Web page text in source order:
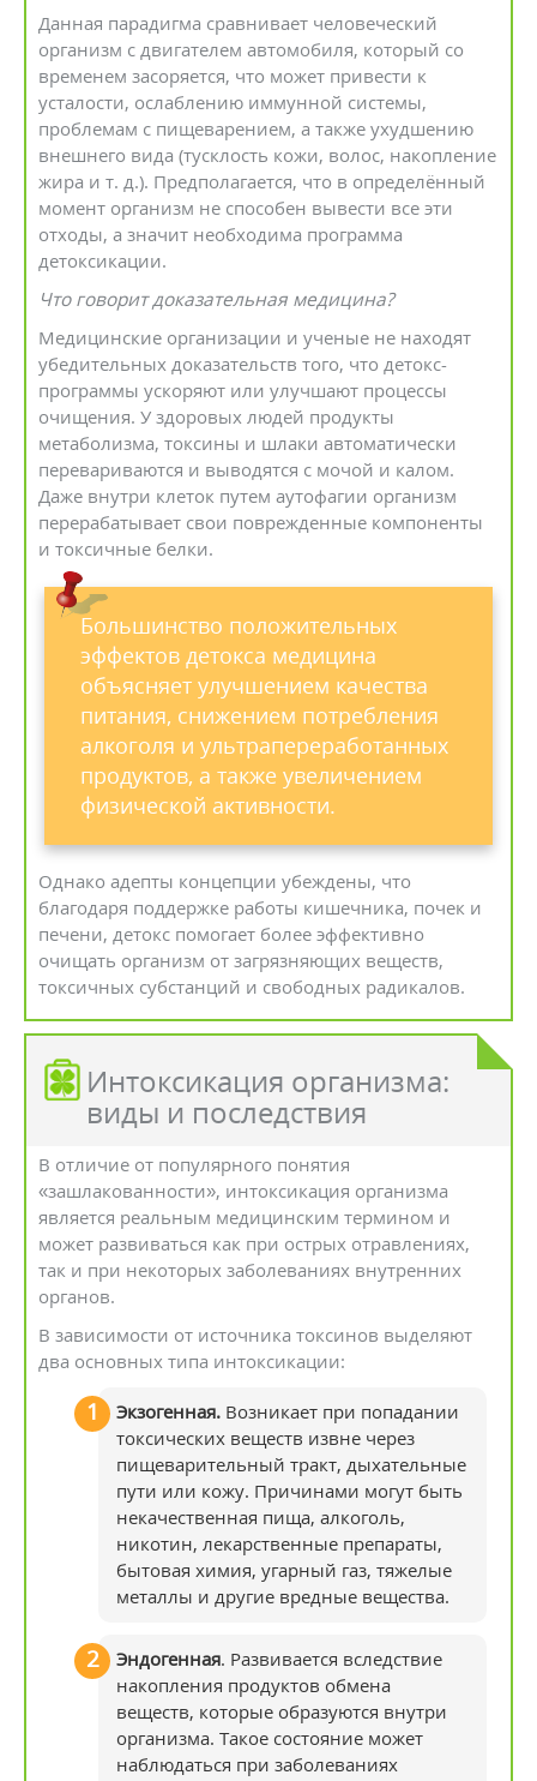
Данная парадигма сравнивает человеческий
организм с двигателем автомобиля, который со
временем засоряется, что может привести к
усталости, ослаблению иммунной системы,
проблемам с пищеварением, а также ухудшению
внешнего вида (тусклость кожи, волос, накопление
жира и т. д.). Предполагается, что в определённый
момент организм не способен вывести все эти
отходы, а значит необходима программа
детоксикации.
Что говорит доказательная медицина?
Медицинские организации и ученые не находят
убедительных доказательств того, что детокс-
программы ускоряют или улучшают процессы
очищения. У здоровых людей продукты
метаболизма, токсины и шлаки автоматически
перевариваются и выводятся с мочой и калом.
Даже внутри клеток путем аутофагии организм
перерабатывает свои поврежденные компоненты
и токсичные белки.
Большинство положительных
эффектов детокса медицина
объясняет улучшением качества
питания, снижением потребления
алкоголя и ультрапереработанных
продуктов, а также увеличением
физической активности.
Однако адепты концепции убеждены, что
благодаря поддержке работы кишечника, почек и
печени, детокс помогает более эффективно
очищать организм от загрязняющих веществ,
токсичных субстанций и свободных радикалов.
Интоксикация организма:
виды и последствия
В отличие от популярного понятия
«зашлакованности», интоксикация организма
является реальным медицинским термином и
может развиваться как при острых отравлениях,
так и при некоторых заболеваниях внутренних
органов.
В зависимости от источника токсинов выделяют
два основных типа интоксикации:
Экзогенная. Возникает при попадании
токсических веществ извне через
пищеварительный тракт, дыхательные
пути или кожу. Причинами могут быть
некачественная пища, алкоголь,
никотин, лекарственные препараты,
бытовая химия, угарный газ, тяжелые
металлы и другие вредные вещества.
Эндогенная. Развивается вследствие
накопления продуктов обмена
веществ, которые образуются внутри
организма. Такое состояние может
наблюдаться при заболеваниях